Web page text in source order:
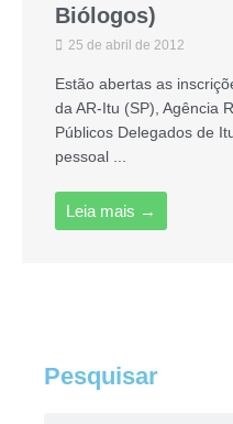
Biólogos)
25 de abril de 2012
Estão abertas as
da AR-Itu (SP), Agência
Públicos Delegados de
pessoal ...
Leia mais →
Pesquisar